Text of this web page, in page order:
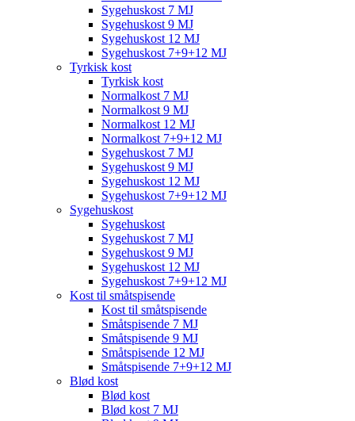
Sygehuskost 7 MJ
Sygehuskost 9 MJ
Sygehuskost 12 MJ
Sygehuskost 7+9+12 MJ
Tyrkisk kost
Tyrkisk kost
Normalkost 7 MJ
Normalkost 9 MJ
Normalkost 12 MJ
Normalkost 7+9+12 MJ
Sygehuskost 7 MJ
Sygehuskost 9 MJ
Sygehuskost 12 MJ
Sygehuskost 7+9+12 MJ
Sygehuskost
Sygehuskost
Sygehuskost 7 MJ
Sygehuskost 9 MJ
Sygehuskost 12 MJ
Sygehuskost 7+9+12 MJ
Kost til småtspisende
Kost til småtspisende
Småtspisende 7 MJ
Småtspisende 9 MJ
Småtspisende 12 MJ
Småtspisende 7+9+12 MJ
Blød kost
Blød kost
Blød kost 7 MJ